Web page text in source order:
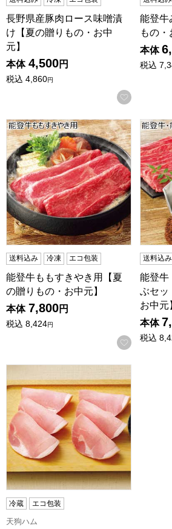
長野県産豚肉ロース味噌漬
け【夏の贈りもの・お中
元】
本体 4,500円
税込 4,860円
お気に入
能登牛
もの・
本体
税込
能登牛ももすきやき用【夏の贈りも
送料込み 冷凍 エコ包装
能登牛ももすきやき用【夏
の贈りもの・お中元】
本体 7,800円
税込 8,424円
お気に入
能登牛
送料込み
能登牛
ぶセッ
お中元
本体
税込
天狗ハム 加賀白山【夏の贈りもの・
冷蔵 エコ包装
天狗ハム